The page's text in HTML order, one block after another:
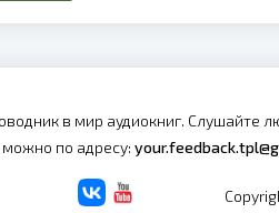
в мир аудиокниг. Слушайте
можно по адресу: